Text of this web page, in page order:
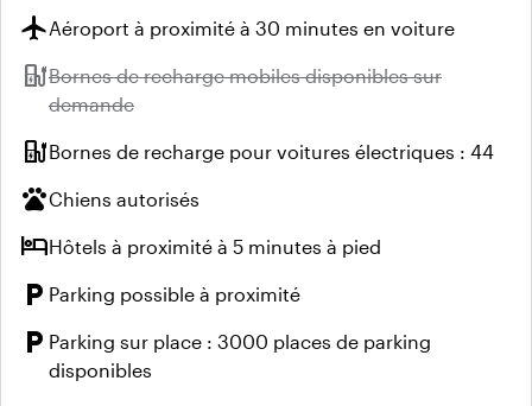
flightAéroport à proximité à 30 minutes en voiture
ev_stationIndisponible :
Bornes de recharge mobiles disponibles sur
demande
ev_stationBornes de recharge pour voitures électriques : 44
petsChiens autorisés
hotelHôtels à proximité à 5 minutes à pied
local_parking Parking possible à proximité
local_parking Parking sur place : 3000 places de parking
disponibles